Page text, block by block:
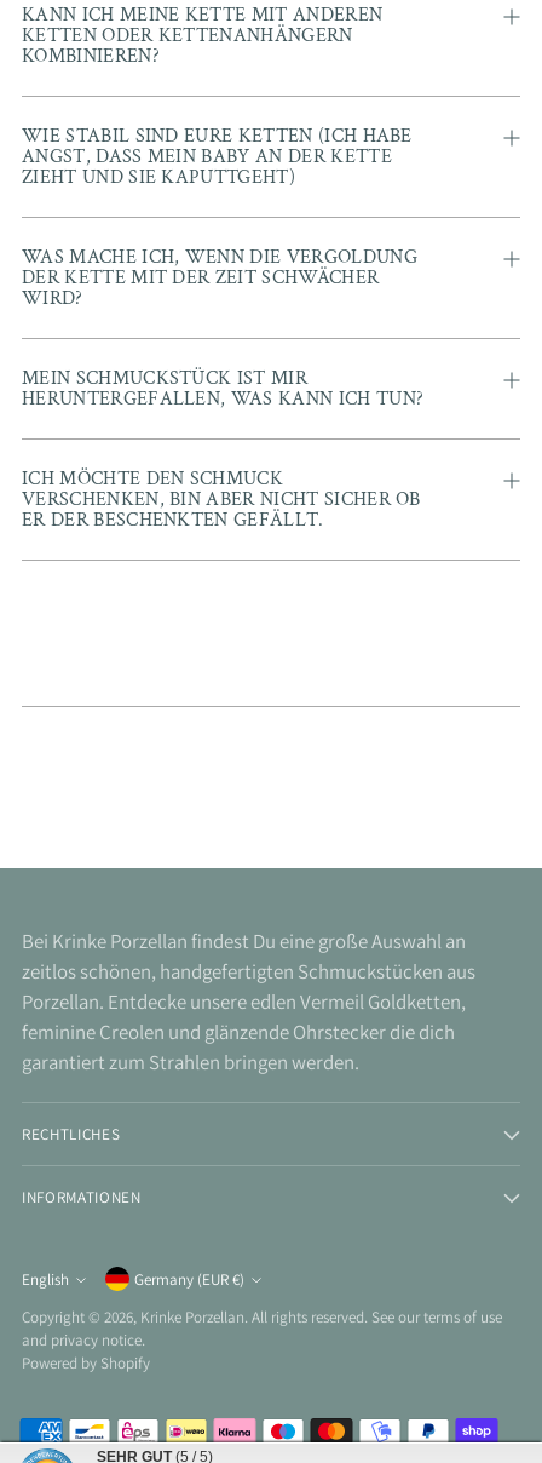
KANN ICH MEINE KETTE MIT ANDEREN
KETTEN ODER KETTENANHÄNGERN
KOMBINIEREN?
WIE STABIL SIND EURE KETTEN (ICH HABE
ANGST, DASS MEIN BABY AN DER KETTE
ZIEHT UND SIE KAPUTTGEHT)
WAS MACHE ICH, WENN DIE VERGOLDUNG
DER KETTE MIT DER ZEIT SCHWÄCHER
WIRD?
MEIN SCHMUCKSTÜCK IST MIR
HERUNTERGEFALLEN, WAS KANN ICH TUN?
ICH MÖCHTE DEN SCHMUCK
VERSCHENKEN, BIN ABER NICHT SICHER OB
ER DER BESCHENKTEN GEFÄLLT.
Bei Krinke Porzellan findest Du eine große Auswahl an
zeitlos schönen, handgefertigten Schmuckstücken aus
Porzellan. Entdecke unsere edlen Vermeil Goldketten,
feminine Creolen und glänzende Ohrstecker die dich
garantiert zum Strahlen bringen werden.
RECHTLICHES
INFORMATIONEN
Language
English Currency
Germany (EUR €)
Copyright © 2026, Krinke Porzellan. All rights reserved. See our terms of use
and privacy notice.
Powered by Shopify
SEHR GUT (5 / 5)